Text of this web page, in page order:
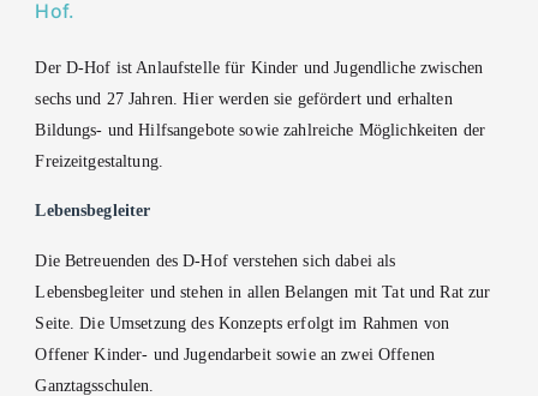
Hof.
Der D-Hof ist Anlaufstelle für Kinder und Jugendliche zwischen
sechs und 27 Jahren. Hier werden sie gefördert und erhalten
Bildungs- und Hilfsangebote sowie zahlreiche Möglichkeiten der
Freizeitgestaltung.
Lebensbegleiter
Die Betreuenden des D-Hof verstehen sich dabei als
Lebensbegleiter und stehen in allen Belangen mit Tat und Rat zur
Seite. Die Umsetzung des Konzepts erfolgt im Rahmen von
Offener Kinder- und Jugendarbeit sowie an zwei Offenen
Ganztagsschulen.